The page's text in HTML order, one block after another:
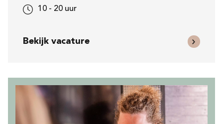
10 - 20 uur
Bekijk vacature